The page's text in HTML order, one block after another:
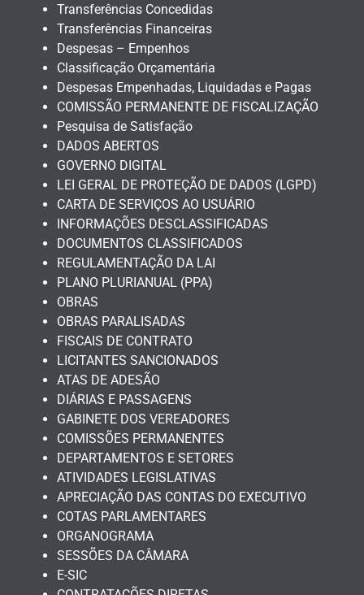
Transferências Concedidas
Transferências Financeiras
Despesas – Empenhos
Classificação Orçamentária
Despesas Empenhadas, Liquidadas e Pagas
COMISSÃO PERMANENTE DE FISCALIZAÇÃO
Pesquisa de Satisfação
DADOS ABERTOS
GOVERNO DIGITAL
LEI GERAL DE PROTEÇÃO DE DADOS (LGPD)
CARTA DE SERVIÇOS AO USUÁRIO
INFORMAÇÕES DESCLASSIFICADAS
DOCUMENTOS CLASSIFICADOS
REGULAMENTAÇÃO DA LAI
PLANO PLURIANUAL (PPA)
OBRAS
OBRAS PARALISADAS
FISCAIS DE CONTRATO
LICITANTES SANCIONADOS
ATAS DE ADESÃO
DIÁRIAS E PASSAGENS
GABINETE DOS VEREADORES
COMISSÕES PERMANENTES
DEPARTAMENTOS E SETORES
ATIVIDADES LEGISLATIVAS
APRECIAÇÃO DAS CONTAS DO EXECUTIVO
COTAS PARLAMENTARES
ORGANOGRAMA
SESSÕES DA CÂMARA
E-SIC